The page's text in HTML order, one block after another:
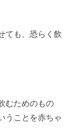
ても、恐らく飲
むためのもの
うことを赤ちゃ